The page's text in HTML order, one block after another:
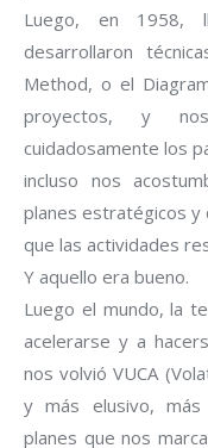
Luego, en 1958,
desarrollaron
Method, o el
proyectos, y
cuidadosamente los
incluso nos
planes estratégicos y
que las actividades
Y aquello era bueno.
Luego el mundo, la
acelerarse y a
nos volvió VUCA
y más elusivo, más
planes que nos